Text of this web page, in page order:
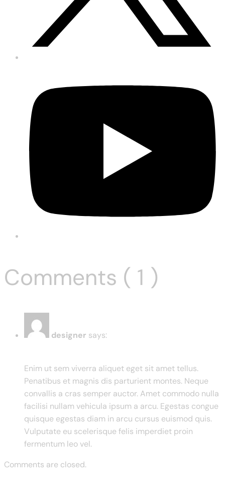
Comments ( 1 )
designer says:
Enim ut sem viverra aliquet eget sit amet tellus.
Penatibus et magnis dis parturient montes. Neque
convallis a cras semper auctor. Amet commodo nulla
facilisi nullam vehicula ipsum a arcu. Egestas congue
quisque egestas diam in arcu cursus euismod quis.
Vulputate eu scelerisque felis imperdiet proin
fermentum leo vel.
Comments are closed.